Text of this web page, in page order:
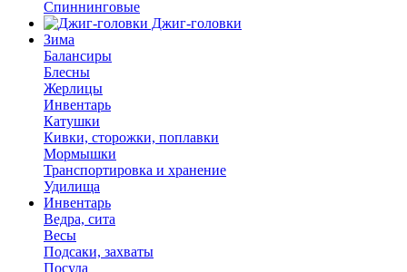
Спиннинговые
Джиг-головки
Зима
Балансиры
Блесны
Жерлицы
Инвентарь
Катушки
Кивки, сторожки, поплавки
Мормышки
Транспортировка и хранение
Удилища
Инвентарь
Ведра, сита
Весы
Подсаки, захваты
Посуда